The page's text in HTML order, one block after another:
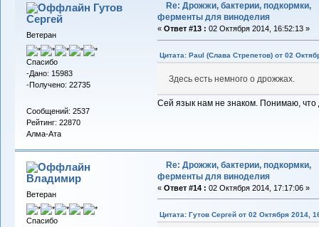
Гутов
Сергей
Ветеран
Спасибо
-Дано: 15983
-Получено: 22735
Сообщений: 2537
Рейтинг: 22870
Алма-Ата
Re: Дрожжи, бактерии, подкормки,
ферменты для виноделия
« Ответ #13 : 02 Октября 2014, 16:52:13 »
Цитата: Paul (Слава Стрепетов) от 02
Здесь есть немного о дрожжах.
Сей язык нам не знаком. Понимаю,
Владимиp
Ветеран
Спасибо
Re: Дрожжи, бактерии, подкормки,
ферменты для виноделия
« Ответ #14 : 02 Октября 2014, 17:17:06 »
Цитата: Гутов Сергей от 02 Октября 2014,